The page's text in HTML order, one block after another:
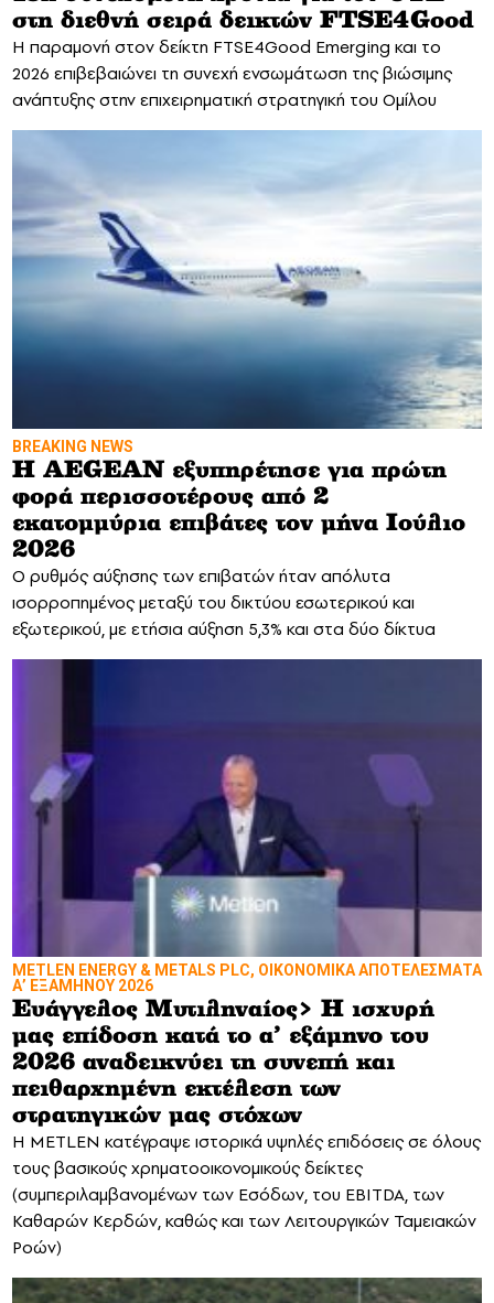
στη διεθνή σειρά δεικτών FTSE4Good
Η παραμονή στον δείκτη FTSE4Good Emerging και το
2026 επιβεβαιώνει τη συνεχή ενσωμάτωση της βιώσιμης
ανάπτυξης στην επιχειρηματική στρατηγική του Ομίλου
BREAKING NEWS
Η AEGEAN εξυπηρέτησε για πρώτη
φορά περισσοτέρους από 2
εκατομμύρια επιβάτες τον μήνα Ιούλιο
2026
Ο ρυθμός αύξησης των επιβατών ήταν απόλυτα
ισορροπημένος μεταξύ του δικτύου εσωτερικού και
εξωτερικού, με ετήσια αύξηση 5,3% και στα δύο δίκτυα
METLEN ENERGY & METALS PLC, ΟΙΚΟΝΟΜΙΚΑ ΑΠΟΤΕΛΕΣΜΑΤΑ
Α’ ΕΞΑΜΗΝΟΥ 2026
Ευάγγελος Μυτιληναίος> Η ισχυρή
μας επίδοση κατά το α’ εξάμηνο του
2026 αναδεικνύει τη συνεπή και
πειθαρχημένη εκτέλεση των
στρατηγικών μας στόχων
Η METLEN κατέγραψε ιστορικά υψηλές επιδόσεις σε όλους
τους βασικούς χρηματοοικονομικούς δείκτες
(συμπεριλαμβανομένων των Εσόδων, του EBITDA, των
Καθαρών Κερδών, καθώς και των Λειτουργικών Ταμειακών
Ροών)